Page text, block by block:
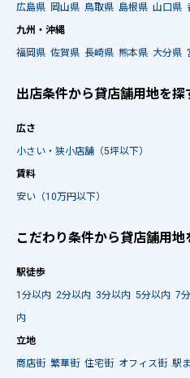
広島県 岡山県 鳥取県 島根県 山口県
九州・沖縄
福岡県 佐賀県 長崎県 熊本県 大分県
出店条件から貸店舗用地を探
広さ
小さい・狭小店舗（5坪以下）
賃料
安い（10万円以下）
こだわり条件から貸店舗用地
駅徒歩
1分以内 2分以内 3分以内 5分以内 7
内
立地
商店街 繁華街 住宅街 オフィス街 駅